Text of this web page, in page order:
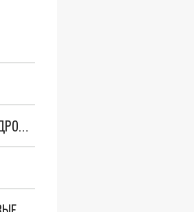
ВЛАДИМИРСКИЕ СПАСАТЕЛИ ВЫТАЩИЛИ ИЗ КЛЯЗЬМЫ УПАВШУЮ С МОСТА ДЕВУШКУ-ПОДРОСТКА